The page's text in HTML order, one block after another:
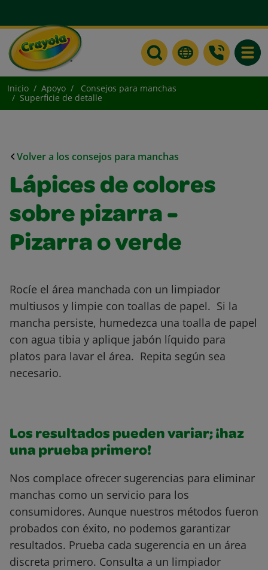
Inicio Apoyo
Consejos para manchas
Superficie de detalle
Volver a los consejos para manchas
Lápices de colores
sobre pizarra -
Pizarra o verde
Rocíe el área manchada con un limpiador
multiusos y limpie con toallas de papel. Si la
mancha persiste, humedezca una toalla de papel
con agua tibia y aplique jabón líquido para
platos para lavar el área. Repita según sea
necesario.
Los resultados pueden variar; ¡haz
una prueba primero!
Nos complace ofrecer sugerencias para eliminar
manchas como un servicio para los
consumidores. Aunque nuestros métodos fueron
probados con éxito, no podemos garantizar
resultados. Prueba cada sugerencia en un área
discreta primero. Consulta a un limpiador